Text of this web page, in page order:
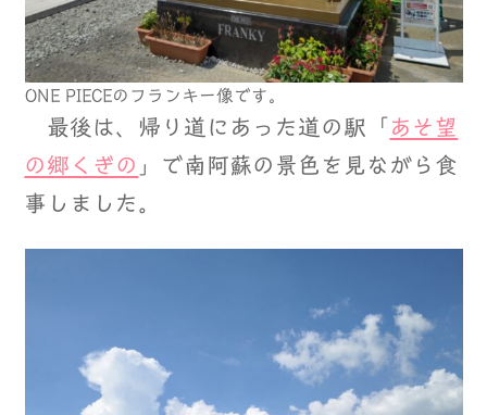
ONE PIECEのフランキー像です。
最後は、帰り道にあった道の駅「 あそ望
の郷くぎの 」で南阿蘇の景色を見ながら食
事しました。